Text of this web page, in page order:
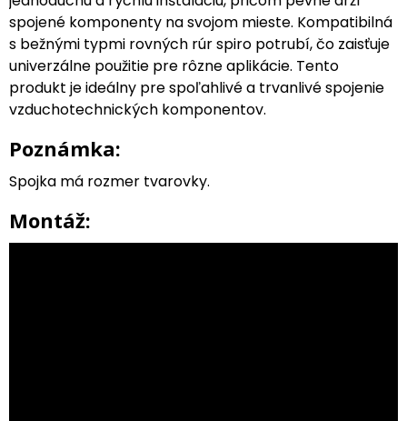
spojené komponenty na svojom mieste. Kompatibilná
s bežnými typmi rovných rúr spiro potrubí, čo zaisťuje
univerzálne použitie pre rôzne aplikácie. Tento
produkt je ideálny pre spoľahlivé a trvanlivé spojenie
vzduchotechnických komponentov.
Poznámka:
Spojka má rozmer tvarovky.
Montáž: